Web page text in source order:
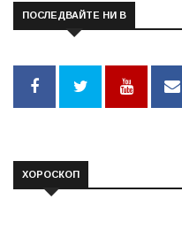
ПОСЛЕДВАЙТЕ НИ В
ХОРОСКОП